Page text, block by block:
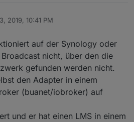
2019, 10:41 PM
auf der Synology oder
nicht, über den die
gefunden werden nicht.
den Adapter in einem
(buanet/iobroker) auf
und er hat einen LMS in einem